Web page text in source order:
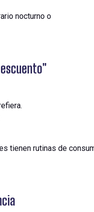
nocturno o
.
tienen rutinas de